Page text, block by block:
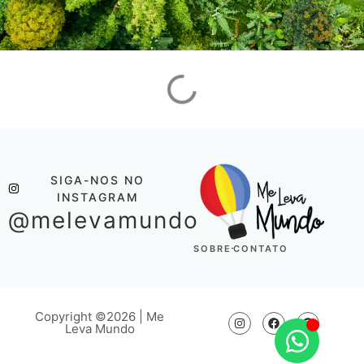
SIGA-NOS NO
INSTAGRAM
@melevamundo
SOBRE CONTATO
Copyright ©2026 | Me
Leva Mundo